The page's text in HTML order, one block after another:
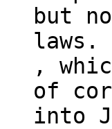
but
laws.
,
of
into